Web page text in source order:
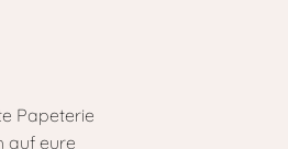
Papeterie
auf eure